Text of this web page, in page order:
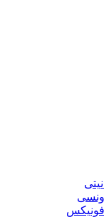
ونسی
فونیکس